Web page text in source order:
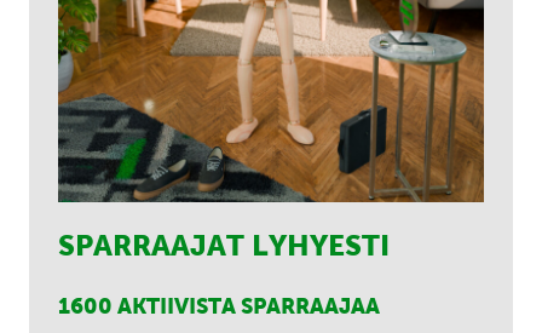
SPARRAAJAT LYHYESTI
1600 AKTIIVISTA SPARRAAJAA